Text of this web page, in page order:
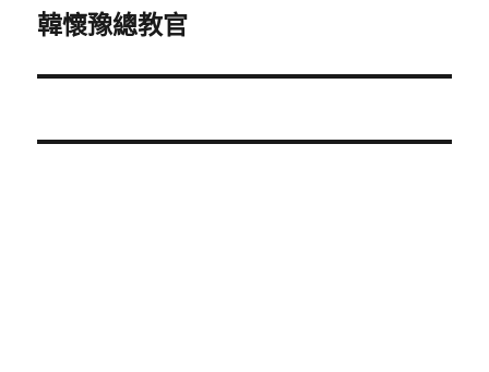
章:
下
篇
章:
韓懷豫總教官